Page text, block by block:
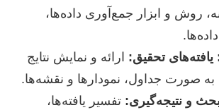
روش و ابزار جمع‌آوری داده‌ها،
تحقیق: ارائه و نمایش نتایج
به صورت جداول، نمودارها و نقشه‌ها.
و نتیجه‌گیری: تفسیر یافته‌ها،